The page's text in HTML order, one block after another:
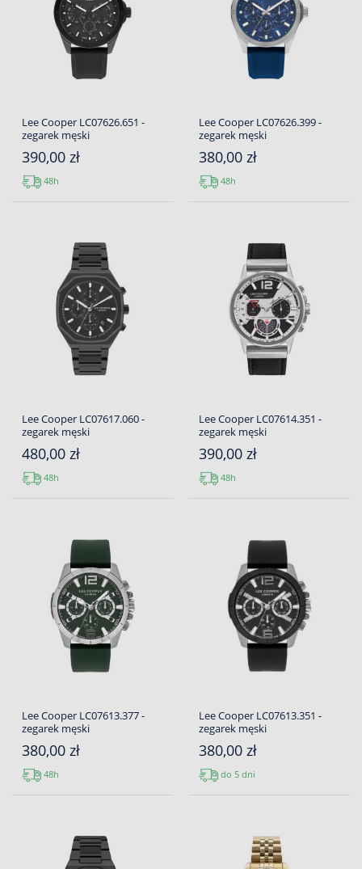
Lee Cooper LC07626.651 -
zegarek męski
390,00 zł
48h
Lee Cooper LC07626.399 -
zegarek męski
380,00 zł
48h
Lee Cooper LC07617.060 -
zegarek męski
480,00 zł
48h
Lee Cooper LC07614.351 -
zegarek męski
390,00 zł
48h
Lee Cooper LC07613.377 -
zegarek męski
380,00 zł
48h
Lee Cooper LC07613.351 -
zegarek męski
380,00 zł
do 5 dni